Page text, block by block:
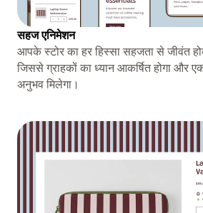
सहज एनिमेशन
आपके स्टोर का हर हिस्सा सहजता से जीवंत
जिससे ग्राहकों का ध्यान आकर्षित होगा और
अनुभव मिलेगा।